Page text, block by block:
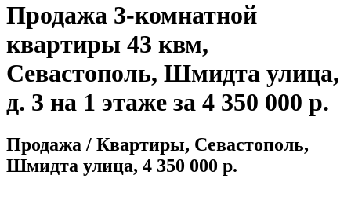
Продажа 3-комнатной
квартиры 43 квм,
Севастополь, Шмидта улица,
д. 3 на 1 этаже за 4 350 000 р.
Продажа / Квартиры, Севастополь,
Шмидта улица, 4 350 000 р.